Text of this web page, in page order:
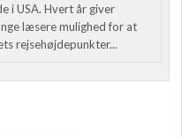
i USA. Hvert år giver
læsere mulighed for at
rejsehøjdepunkter...